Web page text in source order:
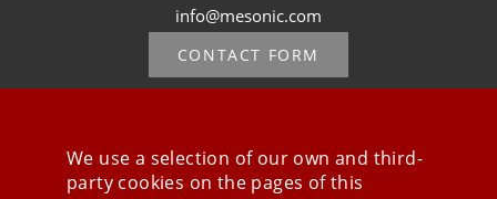
info@mesonic.com
CONTACT FORM
We use a selection of our own and third-
party cookies on the pages of this